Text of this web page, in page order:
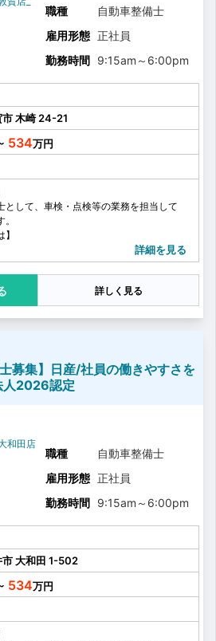
職種
自動車整備士
雇用形態 正社員
勤務時間 9:15am ～ 6:00pm
市木崎 24-21
534
として、車検・点検等の業務を担当して
（タイヤ、エンジンオイル）
備内容に応じて、部品交換等のご提案や
詳細を見る
詳しく見る
募集】日産/社員の働きやすさを
人2026認定
職種
自動車整備士
雇用形態 正社員
勤務時間 9:15am ～ 6:00pm
市大和田 1-502
534